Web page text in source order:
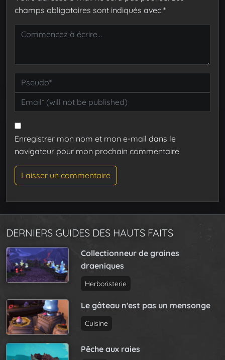
champs obligatoires sont indiqués avec *
Enregistrer mon nom et mon e-mail dans le
navigateur pour mon prochain commentaire.
DERNIERS GUIDES DES HAUTS FAITS
Collectionneur de graines
draeniques
Herboristerie
Le gâteau n'est pas un mensonge
Cuisine
Pêche aux raies